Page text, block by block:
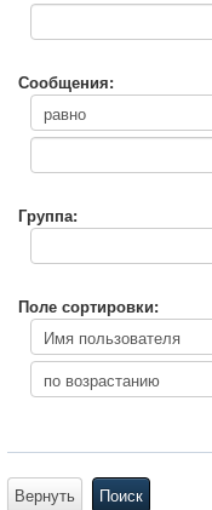
Сообщения:
Группа:
Поле сортировки:
Вернуть Поиск